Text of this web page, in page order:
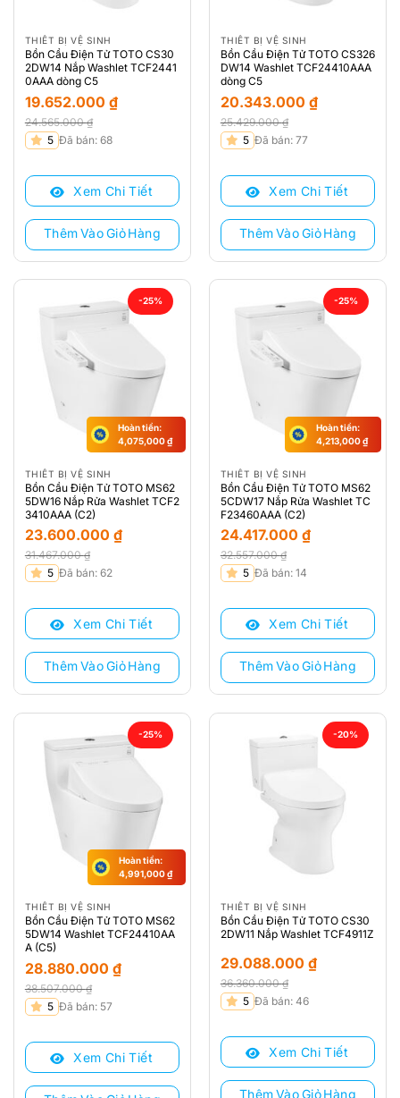
THIẾT BỊ VỆ SINH
Bồn Cầu Điện Tử TOTO CS30
2DW14 Nắp Washlet TCF2441
0AAA dòng C5
24.565.000₫
Giá
là:
24.565.000 ₫.
19.652.000 ₫
Giá
tại
19.652.000 ₫.
5 Đã bán: 68
Xem Chi Tiết
Thêm Vào Giỏ Hàng
THIẾT BỊ VỆ SINH
Bồn Cầu Điện Tử TOTO CS326
DW14 Washlet TCF24410AAA
dòng C5
25.429.000₫
Giá
là:
25.429.000 ₫.
20.343.000 ₫
Giá
tại
20.343.000 ₫.
5 Đã bán: 77
Xem Chi Tiết
Thêm Vào Giỏ Hàng
-25%
Hoàn tiền:
4,075,000₫
THIẾT BỊ VỆ SINH
Bồn Cầu Điện Tử TOTO MS62
5DW16 Nắp Rửa Washlet TCF2
3410AAA (C2)
31.467.000₫
Giá
là:
31.467.000 ₫.
23.600.000 ₫
Giá
tại
23.600.000 ₫.
5 Đã bán: 62
Xem Chi Tiết
Thêm Vào Giỏ Hàng
-25%
Hoàn tiền:
4,213,000₫
THIẾT BỊ VỆ SINH
Bồn Cầu Điện Tử TOTO MS62
5CDW17 Nắp Rửa Washlet TC
F23460AAA (C2)
32.557.000₫
Giá
là:
32.557.000 ₫.
24.417.000 ₫
Giá
tại
24.417.000 ₫.
5 Đã bán: 14
Xem Chi Tiết
Thêm Vào Giỏ Hàng
-25%
Hoàn tiền:
4,991,000₫
THIẾT BỊ VỆ SINH
Bồn Cầu Điện Tử TOTO MS62
5DW14 Washlet TCF24410AA
A (C5)
38.507.000₫
Giá
là:
38.507.000 ₫.
28.880.000 ₫
Giá
tại
28.880.000 ₫.
5 Đã bán: 57
Xem Chi Tiết
-20%
THIẾT BỊ VỆ SINH
Bồn Cầu Điện Tử TOTO CS30
2DW11 Nắp Washlet TCF4911Z
36.360.000₫
Giá
là:
36.360.000 ₫.
29.088.000 ₫
Giá
tại
29.088.000 ₫.
5 Đã bán: 46
Xem Chi Tiết
Thêm Vào Giỏ Hàng